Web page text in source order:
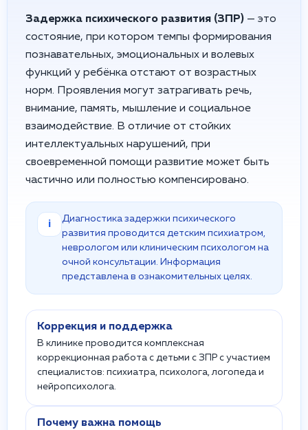
Задержка психического развития (ЗПР) — это
состояние, при котором темпы формирования
познавательных, эмоциональных и волевых
функций у ребёнка отстают от возрастных
норм. Проявления могут затрагивать речь,
внимание, память, мышление и социальное
взаимодействие. В отличие от стойких
интеллектуальных нарушений, при
своевременной помощи развитие может быть
частично или полностью компенсировано.
i
Диагностика задержки психического
развития проводится детским психиатром,
неврологом или клиническим психологом на
очной консультации. Информация
представлена в ознакомительных целях.
Коррекция и поддержка
В клинике проводится комплексная
коррекционная работа с детьми с ЗПР с участием
специалистов: психиатра, психолога, логопеда и
нейропсихолога.
Почему важна помощь